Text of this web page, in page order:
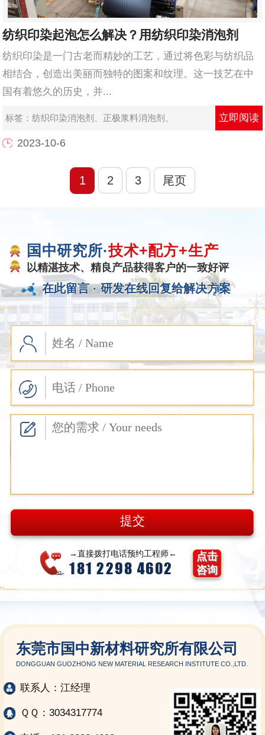
纺织印染起泡怎么解决？用纺织印染消泡剂
纺织印染是一门古老而精妙的工艺，通过将色彩与纺织品
相结合，创造出美丽而独特的图案和纹理。这一技艺在中
国有着悠久的历史，并...
标签： 纺织印染消泡剂 正极浆料消泡剂 立即阅读
2023-10-6
1 2 3 尾页
国中研究所·技术+配方+生产
以精湛技术、精良产品获得客户的一致好评
在此留言 · 研发在线回复给解决方案
→直接拨打电话预约工程师←
181 2298 4602
点击
咨询
东莞市国中新材料研究所有限公司
DONGGUAN GUOZHONG NEW MATERIAL RESEARCH INSTITUTE CO.,LTD.
联系人：江经理
ＱＱ：3034317774